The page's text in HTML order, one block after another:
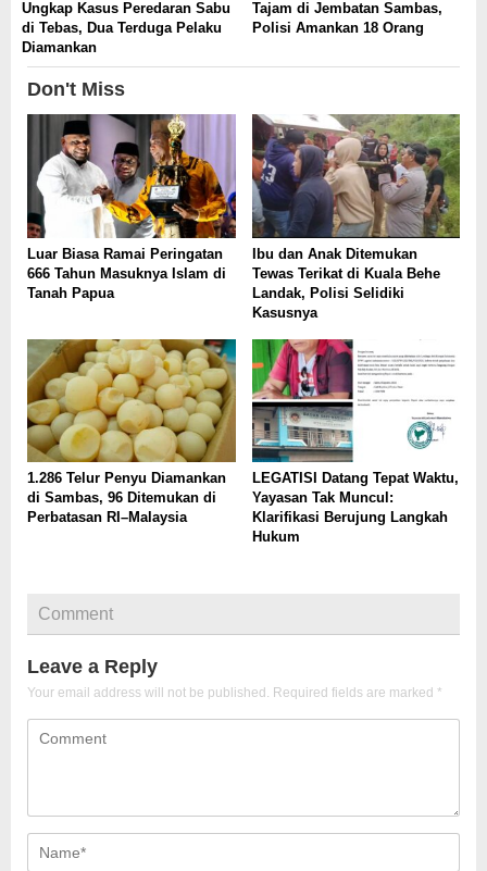
Ungkap Kasus Peredaran Sabu
di Tebas, Dua Terduga Pelaku
Diamankan
Tajam di Jembatan Sambas,
Polisi Amankan 18 Orang
Don't Miss
Luar Biasa Ramai Peringatan
666 Tahun Masuknya Islam di
Tanah Papua
Ibu dan Anak Ditemukan
Tewas Terikat di Kuala Behe
Landak, Polisi Selidiki
Kasusnya
1.286 Telur Penyu Diamankan
di Sambas, 96 Ditemukan di
Perbatasan RI–Malaysia
LEGATISI Datang Tepat Waktu,
Yayasan Tak Muncul:
Klarifikasi Berujung Langkah
Hukum
Comment
Leave a Reply
Your email address will not be published. Required fields are marked *